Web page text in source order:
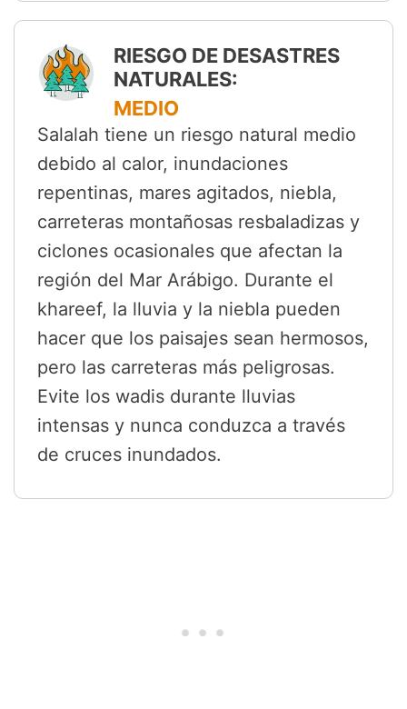
RIESGO DE DESASTRES
NATURALES:
MEDIO
Salalah tiene un riesgo natural medio
debido al calor, inundaciones
repentinas, mares agitados, niebla,
carreteras montañosas resbaladizas y
ciclones ocasionales que afectan la
región del Mar Arábigo. Durante el
khareef, la lluvia y la niebla pueden
hacer que los paisajes sean hermosos,
pero las carreteras más peligrosas.
Evite los wadis durante lluvias
intensas y nunca conduzca a través
de cruces inundados.